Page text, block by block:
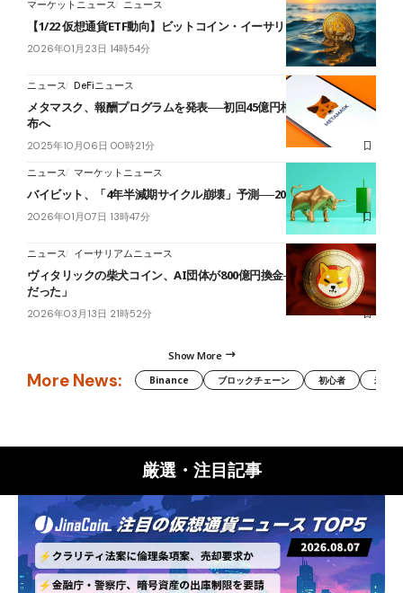
マーケットニュース ニュース
【1/22 仮想通貨ETF動向】ビットコイン・イーサリアム流出継続
2026年01月23日 14時54分
ニュース DeFiニュース
メタマスク、報酬プログラムを発表──初回45億円相当のリネアの配
布へ
2025年10月06日 00時21分
ニュース マーケットニュース
バイビット、「4年半減期サイクル崩壊」予測──2026年は強気基調
2026年01月07日 13時47分
ニュース イーサリアムニュース
ヴィタリックの柴犬コイン、AI団体が800億円換金──本人「想定外
だった」
2026年03月13日 21時52分
Show More
More News: Binance ブロックチェーン 初心者 米国
厳選・注目記事